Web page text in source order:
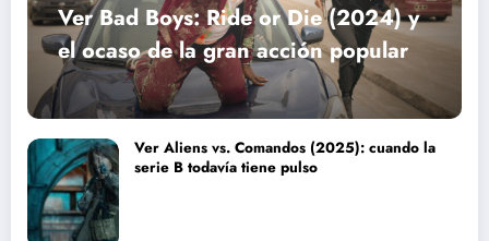
Ver Bad Boys: Ride or Die (2024) y
el ocaso de la gran acción popular
Ver Aliens vs. Comandos (2025): cuando la
serie B todavía tiene pulso